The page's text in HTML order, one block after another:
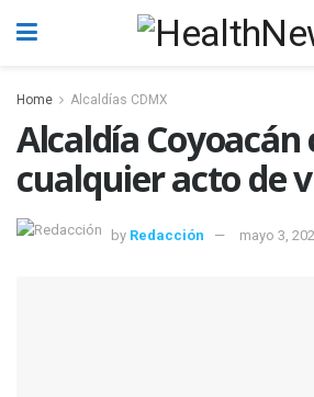
Home Alcaldías CDMX
Alcaldía Coyoacán
cualquier acto de
by Redacción mayo 3,